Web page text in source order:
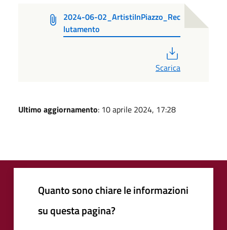
2024-06-02_ArtistiInPiazzo_Rec
lutamento
Scarica
Ultimo aggiornamento: 10 aprile 2024, 17:28
Quanto sono chiare le informazioni
su questa pagina?